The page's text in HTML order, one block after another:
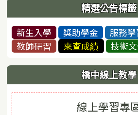
精選公告標籤
新生入學 獎助學金 服務
教師研習
來查成績 技術
橋中線上教學
線上學習專